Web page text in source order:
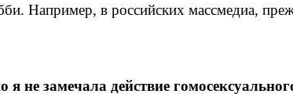
Например, в российских массмедиа,
не замечала действие